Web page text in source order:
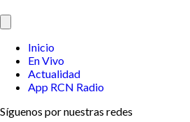
Inicio
En Vivo
Actualidad
App RCN Radio
Síguenos por nuestras redes